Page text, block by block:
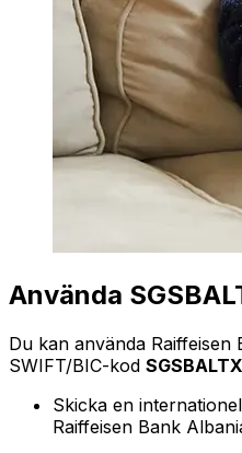
Använda
Du kan använda Raiffeisen
SWIFT/BIC-kod
Skicka en
Raiffeisen Bank